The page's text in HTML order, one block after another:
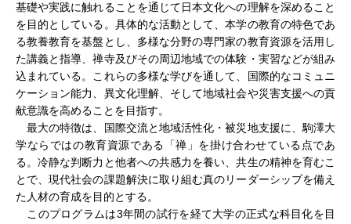
基礎や実践に触れることを通じて日本文化への理解を深めること
を目的としている。具体的な活動として、本学の教育の特色であ
る教養教育を基盤とし、多様な分野の専門家の教育資源を活用し
た講義と指導、禅寺及びその周辺地域での体験・実習などが組み
込まれている。これらの多様な学びを通して、国際的なコミュニ
ケーション能力、異文化理解、そして地域社会や災害支援への貢
献意識を高めることを目指す。
最大の特徴は、国際交流と地域活性化・被災地支援に、駒澤大
学ならではの教育資源である「禅」を掛け合わせている点であ
る。冷静な判断力と他者への共感力を養い、共生の精神を育むこ
とで、現代社会の課題解決に取り組む真のリーダーシップを備え
た人材の育成を目的とする。
このプログラムは3年間の試行を経て大学の正式な科目化を目